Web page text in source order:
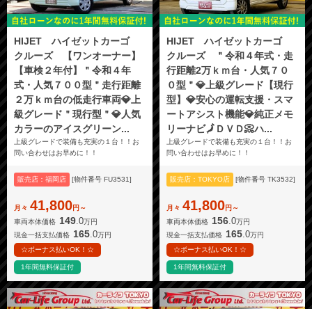
HIJET ハイゼットカーゴ
クルーズ 【ワンオーナー】
【車検２年付】＂令和４年
式・人気７００型＂走行距離
２万ｋｍ台の低走行車両💎上
級グレード＂現行型＂💎人気
カラーのアイスグリーン...
上級グレードで装備も充実の１台！！お
問い合わせはお早めに！！
販売店：福岡店 [物件番号 FU3531]
月々 41,800円～
車両本体価格 149.0万円
現金一括支払価格 165 .0万円
☆ボーナス払いOK！☆
1年間無料保証付
HIJET ハイゼットカーゴ
クルーズ ＂令和４年式・走
行距離2万ｋｍ台・人気７０
０型＂💎上級グレード【現行
型】💎安心の運転支援・スマ
ートアシスト機能💎純正メモ
リーナビ🗾ＤＶＤ📀ハ...
上級グレードで装備も充実の１台！！お
問い合わせはお早めに！！
販売店：TOKYO店 [物件番号 TK3532]
月々 41,800円～
車両本体価格 156.0万円
現金一括支払価格 165 .0万円
☆ボーナス払いOK！☆
1年間無料保証付